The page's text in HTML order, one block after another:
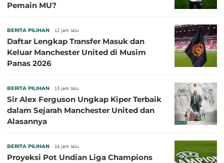
Pemain MU?
BERITA PILIHAN 12 jam lalu
Daftar Lengkap Transfer Masuk dan
Keluar Manchester United di Musim
Panas 2026
BERITA PILIHAN 13 jam lalu
Sir Alex Ferguson Ungkap Kiper Terbaik
dalam Sejarah Manchester United dan
Alasannya
BERITA PILIHAN 16 jam lalu
Proyeksi Pot Undian Liga Champions